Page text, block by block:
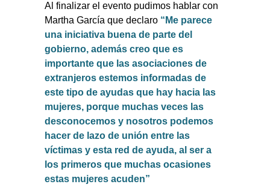
Al finalizar el evento pudimos hablar con
Martha García que declaro “Me parece
una iniciativa buena de parte del
gobierno, además creo que es
importante que las asociaciones de
extranjeros estemos informadas de
este tipo de ayudas que hay hacia las
mujeres, porque muchas veces las
desconocemos y nosotros podemos
hacer de lazo de unión entre las
víctimas y esta red de ayuda, al ser a
los primeros que muchas ocasiones
estas mujeres acuden”